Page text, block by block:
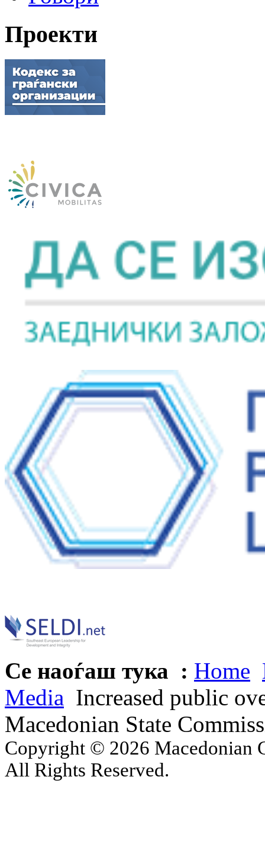
Проекти
Се наоѓаш тука : Home
Media Increased public
Macedonian State
Copyright © 2026 Macedonian
All Rights Reserved.